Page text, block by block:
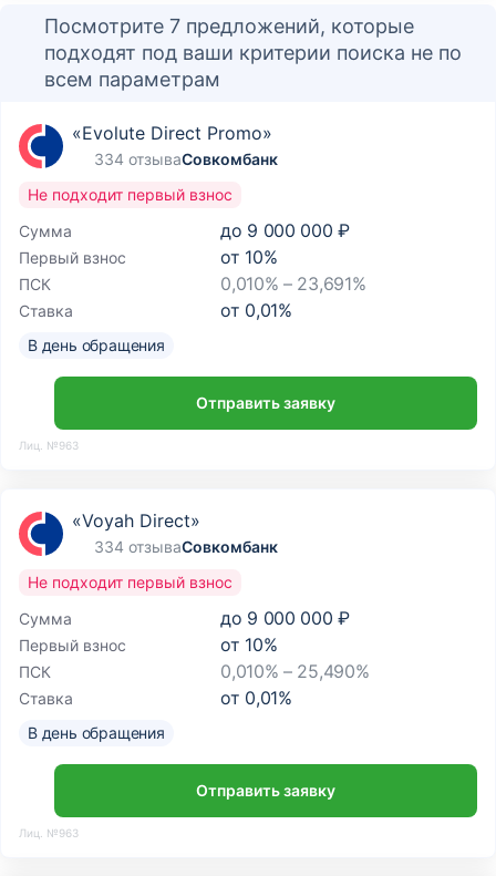
Посмотрите 7 предложений, которые
подходят под ваши критерии поиска не по
всем параметрам
«Evolute Direct Promo»
334 отзываСовкомбанк
Сумма до 9 000 000 ₽
Первый взнос от 10%
ПСК 0,010% – 23,691%
Ставка от 0,01%
Не подходит первый взнос
В день обращения
Отправить заявку
Лиц. №963
«Voyah Direct»
334 отзываСовкомбанк
Сумма до 9 000 000 ₽
Первый взнос от 10%
ПСК 0,010% – 25,490%
Ставка от 0,01%
Не подходит первый взнос
В день обращения
Отправить заявку
Лиц. №963